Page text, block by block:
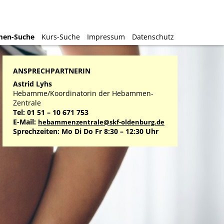
Suche Kurs-Suche Impressum Datenschutz
Suche Kurs-Suche Impressum Datenschutz
ANSPRECHPARTNERIN
Astrid Lyhs
Hebamme/Koordinatorin der Hebammen-
Zentrale
Tel: 01 51 – 10 671 753
E-Mail: hebammenzentrale@skf-oldenburg.de
Sprechzeiten: Mo Di Do Fr 8:30 – 12:30 Uhr